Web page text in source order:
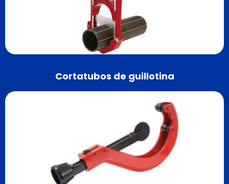
Cortatubos de guillotina